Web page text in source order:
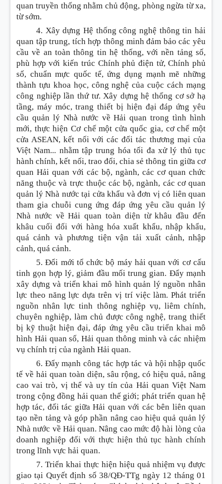
quan truyền thống nhằm chủ động, phòng ngừa từ xa,
từ sớm.
4. Xây dựng Hệ thống công nghệ thông tin hải
quan tập trung, tích hợp thông minh đảm bảo các yêu
cầu về an toàn thông tin hệ thống, với nền tảng số,
phù hợp với kiến trúc Chính phủ điện tử, Chính phủ
số, chuẩn mực quốc tế, ứng dụng mạnh mẽ những
thành tựu khoa học, công nghệ của cuộc cách mạng
công nghiệp lần thứ tư. Xây dựng hệ thống cơ sở hạ
tầng, máy móc, trang thiết bị hiện đại đáp ứng yêu
cầu quản lý Nhà nước về Hải quan trong tình hình
mới, thực hiện Cơ chế một cửa quốc gia, cơ chế một
cửa ASEAN, kết nối với các đối tác thương mại của
Việt Nam... nhằm tập trung hóa tối đa xử lý thủ tục
hành chính, kết nối, trao đổi, chia sẻ thông tin giữa cơ
quan Hải quan với các bộ, ngành, các cơ quan chức
năng thuộc và trực thuộc các bộ, ngành, các cơ quan
quản lý Nhà nước tại cửa khẩu và đơn vị có liên quan
tham gia chuỗi cung ứng đáp ứng yêu cầu quản lý
Nhà nước về Hải quan toàn diện từ khâu đầu đến
khâu cuối đối với hàng hóa xuất khẩu, nhập khẩu,
quá cảnh và phương tiện vận tải xuất cảnh, nhập
cảnh, quá cảnh.
5. Đổi mới tổ chức bộ máy hải quan với cơ cấu
tinh gọn hợp lý, giảm đầu mối trung gian. Đẩy mạnh
xây dựng và triển khai mô hình quản lý nguồn nhân
lực theo năng lực dựa trên vị trí việc làm. Phát triển
nguồn nhân lực tinh thông nghiệp vụ, liêm chính,
chuyên nghiệp, làm chủ được công nghệ, trang thiết
bị kỹ thuật hiện đại, đáp ứng yêu cầu triển khai mô
hình Hải quan số, Hải quan thông minh và các nhiệm
vụ chính trị của ngành Hải quan.
6. Đẩy mạnh công tác hợp tác và hội nhập quốc
tế về hải quan toàn diện, sâu rộng, có hiệu quả, nâng
cao vai trò, vị thế và uy tín của Hải quan Việt Nam
trong cộng đồng hải quan thế giới; phát triển quan hệ
hợp tác, đối tác giữa Hải quan với các bên liên quan
tạo nền tảng và góp phần nâng cao hiệu quả quản lý
Nhà nước về Hải quan. Nâng cao mức độ hài lòng của
doanh nghiệp đối với thực hiện thủ tục hành chính
trong lĩnh vực hải quan.
7. Triển khai thực hiện hiệu quả nhiệm vụ được
giao tại Quyết định số 38/QĐ-TTg ngày 12 tháng 01